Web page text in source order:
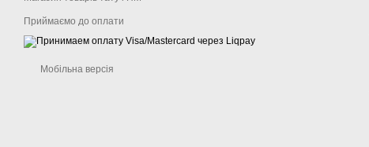
Приймаємо до оплати
Мобільна версія